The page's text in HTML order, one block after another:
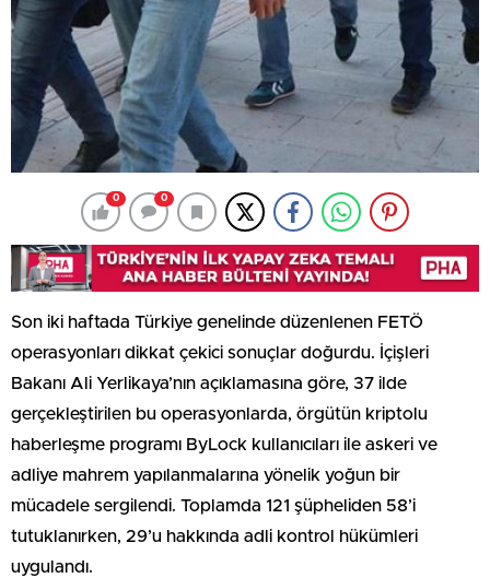
0 0
Son iki haftada Türkiye genelinde düzenlenen FETÖ
operasyonları dikkat çekici sonuçlar doğurdu. İçişleri
Bakanı Ali Yerlikaya’nın açıklamasına göre, 37 ilde
gerçekleştirilen bu operasyonlarda, örgütün kriptolu
haberleşme programı ByLock kullanıcıları ile askeri ve
adliye mahrem yapılanmalarına yönelik yoğun bir
mücadele sergilendi. Toplamda 121 şüpheliden 58’i
tutuklanırken, 29’u hakkında adli kontrol hükümleri
uygulandı.